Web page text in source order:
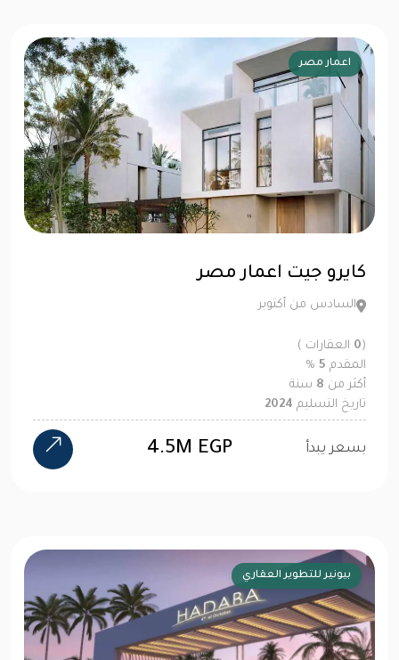
اعمار مصر
كايرو جيت اعمار مصر
السادس من أكتوبر
(
0 العقارات )
المقدم 5
%
أكثر من 8 سنة
تاريخ التسليم 2024
بسعر يبدأ 4.5M EGP
بيونير للتطوير العقاري